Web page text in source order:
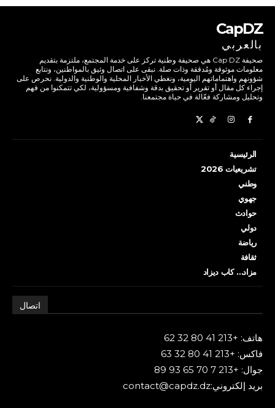
CapDZ
بالعربي
صحيفة Cap DZ هي صحيفة وطنية تركز على خدمة المجتمع، ملتزمة بتقديم
معلومات موثوقة ومُدققة وذات صلة. نبقى على اتصال وثيق بالمواطنين، ونتابع
شؤونهم واهتماماتهم اليومية، ونغطي الأخبار المحلية والوطنية والدولية. نحرص على
إجراء كل مقال أو تقرير أو تحقيق بدقة وشفافية ومسؤولية، لكي تتمكنوا من فهم
وتحليل ومشاركة فعّالة في حياة مجتمعنا.
الرئيسية
تشريعيات 2026
وطني
جهوي
حوادث
دولي
رياضة
ثقافة
مزاد… كاب ديزاد
اتصال
هاتف: +213 41 80 32 62
فاكس: +213 41 80 32 63
جوال: +213 7 70 65 93 89
بريد إلكتروني:contact@capdz.dz